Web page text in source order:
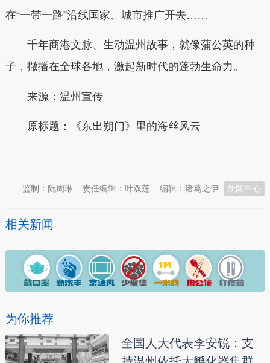
在“一带一路”沿线国家、城市推广开去……
千年商港文脉、生动温州故事，就像蒲公英的种
子，撒播在全球各地，激起新时代的蓬勃生命力。
来源：温州宣传
原标题： 《东出朔门》里的海丝风云
新闻中心
编辑：诸葛之伊
责任编辑：叶双莲
监制：阮周琳
相关新闻
为你推荐
全国人大代表李安锐：支